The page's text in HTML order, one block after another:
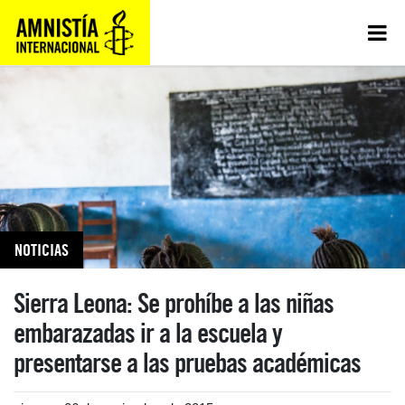
NOTICIAS
Sierra Leona: Se prohíbe a las niñas
embarazadas ir a la escuela y
presentarse a las pruebas académicas